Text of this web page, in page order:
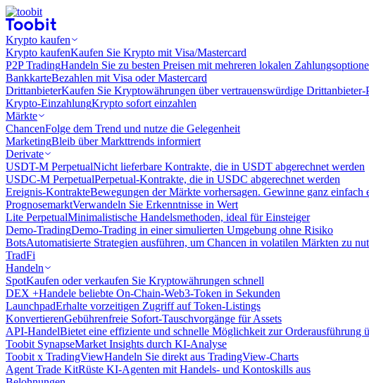
Krypto kaufen
Krypto kaufenKaufen Sie Krypto mit Visa/Mastercard
P2P TradingHandeln Sie zu besten Preisen mit mehreren lokalen
BankkarteBezahlen mit Visa oder Mastercard
DrittanbieterKaufen Sie Kryptowährungen über vertrauenswürdige Drittanbieter-
Krypto-EinzahlungKrypto sofort einzahlen
Märkte
ChancenFolge dem Trend und nutze die Gelegenheit
MarketingBleib über Markttrends informiert
Derivate
USDT-M PerpetualNicht lieferbare Kontrakte, die in USDT abgerechnet werden
USDC-M PerpetualPerpetual-Kontrakte, die in USDC abgerechnet werden
Ereignis-KontrakteBewegungen der Märkte vorhersagen. Gewinne ganz einfach
PrognosemarktVerwandeln Sie Erkenntnisse in Wert
Lite PerpetualMinimalistische Handelsmethoden, ideal für Einsteiger
Demo-TradingDemo-Trading in einer simulierten Umgebung ohne Risiko
BotsAutomatisierte Strategien ausführen, um Chancen in volatilen Märkten zu
TradFi
Handeln
SpotKaufen oder verkaufen Sie Kryptowährungen schnell
DEX +Handele beliebte On-Chain-Web3-Token in Sekunden
LaunchpadErhalte vorzeitigen Zugriff auf Token-Listings
KonvertierenGebührenfreie Sofort-Tauschvorgänge für Assets
API-HandelBietet eine effiziente und schnelle Möglichkeit zur Orderausführung
Toobit SynapseMarket Insights durch KI-Analyse
Toobit x TradingViewHandeln Sie direkt aus TradingView-Charts
Agent Trade KitRüste KI-Agenten mit Handels- und Kontoskills aus